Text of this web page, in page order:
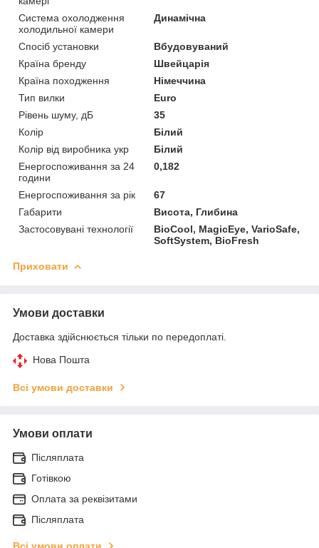
Система охолодження
холодильної камери
Динамічна
Спосіб установки
Вбудовуваний
Країна бренду
Швейцарія
Країна походження
Німеччина
Тип вилки
Euro
Рівень шуму, дБ
35
Колір
Білий
Колір від виробника укр
Білий
Енергоспоживання за 24
години
0,182
Енергоспоживання за рік
67
Габарити
Висота, Глибина
Застосовувані технології
BioCool, MagicEye, VarioSafe,
SoftSystem, BioFresh
Приховати
Умови доставки
Доставка здійснюється тільки по передоплаті.
Нова Пошта
Всі умови доставки
Умови оплати
Післяплата
Готівкою
Оплата за реквізитами
Післяплата
Всі умови оплати